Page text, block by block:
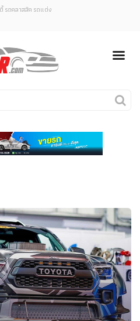
รแจ้งเตือน
อนข่าวสารเมื่อมีการอัพเดต
รือไม่?
รถคลาสสิค รถแต่ง
รถใหม่
คนรักรถ
งานแสดงรถ